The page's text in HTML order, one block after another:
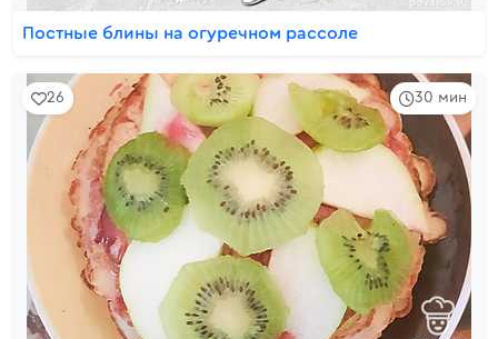
Постные блины на огуречном рассоле
30 мин
26